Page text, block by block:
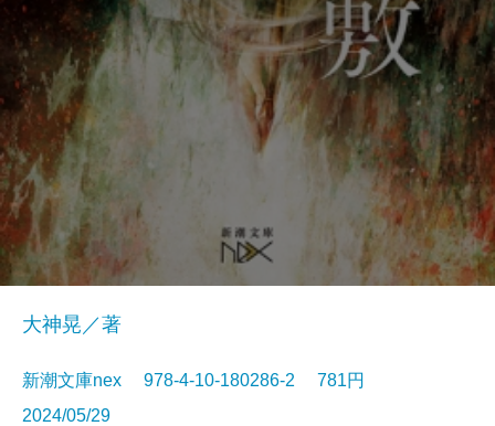
大神晃／著
新潮文庫nex 978-4-10-180286-2 781円
2024/05/29